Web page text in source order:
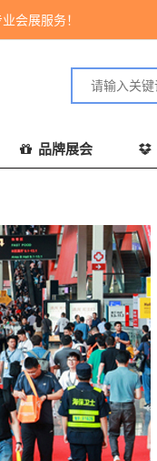
会展服务！
品牌展会